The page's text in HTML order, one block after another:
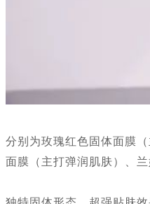
分别为玫瑰红色固体面膜
面膜（主打弹润肌肤）、